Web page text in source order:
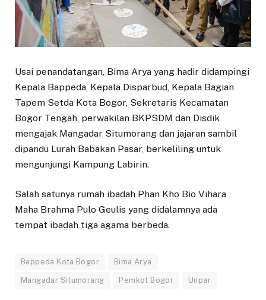
Usai penandatangan, Bima Arya yang hadir didampingi
Kepala Bappeda, Kepala Disparbud, Kepala Bagian
Tapem Setda Kota Bogor, Sekretaris Kecamatan
Bogor Tengah, perwakilan BKPSDM dan Disdik
mengajak Mangadar Situmorang dan jajaran sambil
dipandu Lurah Babakan Pasar, berkeliling untuk
mengunjungi Kampung Labirin.
Salah satunya rumah ibadah Phan Kho Bio Vihara
Maha Brahma Pulo Geulis yang didalamnya ada
tempat ibadah tiga agama berbeda.
Bappeda Kota Bogor Bima Arya
Mangadar Situmorang Pemkot Bogor Unpar